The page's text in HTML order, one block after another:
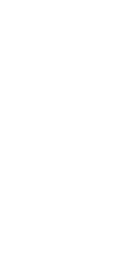
și oraș.
de perioadă.